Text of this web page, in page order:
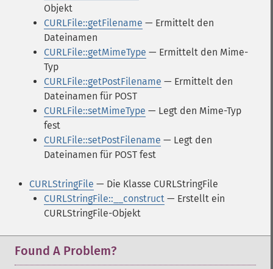
Objekt
CURLFile::getFilename — Ermittelt den
Dateinamen
CURLFile::getMimeType — Ermittelt den Mime-
Typ
CURLFile::getPostFilename — Ermittelt den
Dateinamen für POST
CURLFile::setMimeType — Legt den Mime-Typ
fest
CURLFile::setPostFilename — Legt den
Dateinamen für POST fest
CURLStringFile — Die Klasse CURLStringFile
CURLStringFile::__construct — Erstellt ein
CURLStringFile-Objekt
Found A Problem?